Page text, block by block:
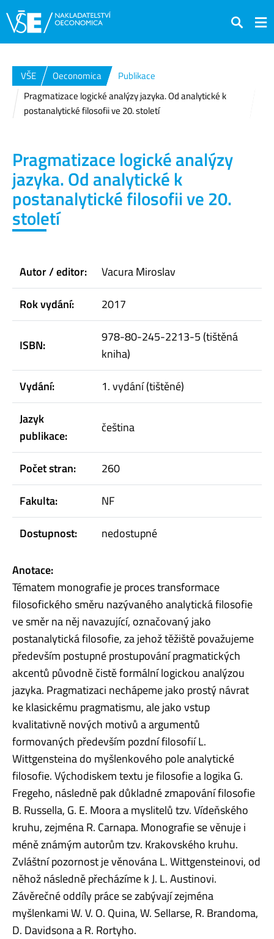
Hledat
VŠE Oeconomica
Publikace
Pragmatizace logické analýzy jazyka. Od analytické k
postanalytické filosofii ve 20. století
Pragmatizace logické analýzy
jazyka. Od analytické k
postanalytické filosofii ve 20.
století
Autor / editor:
Vacura Miroslav
Rok vydání:
2017
ISBN:
978-80-245-2213-5 (tištěná
kniha)
Vydání:
1. vydání (tištěné)
Jazyk
publikace:
čeština
Počet stran:
260
Fakulta:
NF
Dostupnost:
nedostupné
Anotace:
Tématem monografie je proces transformace
filosofického směru nazývaného analytická filosofie
ve směr na něj navazující, označovaný jako
postanalytická filosofie, za jehož těžiště považujeme
především postupné prostupování pragmatických
akcentů původně čistě formální logickou analýzou
jazyka. Pragmatizaci nechápeme jako prostý návrat
ke klasickému pragmatismu, ale jako vstup
kvalitativně nových motivů a argumentů
formovaných především pozdní filosofií L.
Wittgensteina do myšlenkového pole analytické
filosofie. Východiskem textu je filosofie a logika G.
Fregeho, následně pak důkladné zmapování filosofie
B. Russella, G. E. Moora a myslitelů tzv. Vídeňského
kruhu, zejména R. Carnapa. Monografie se věnuje i
méně známým autorům tzv. Krakovského kruhu.
Zvláštní pozornost je věnována L. Wittgensteinovi, od
něhož následně přecházíme k J. L. Austinovi.
Závěrečné oddíly práce se zabývají zejména
myšlenkami W. V. O. Quina, W. Sellarse, R. Brandoma,
D. Davidsona a R. Rortyho.